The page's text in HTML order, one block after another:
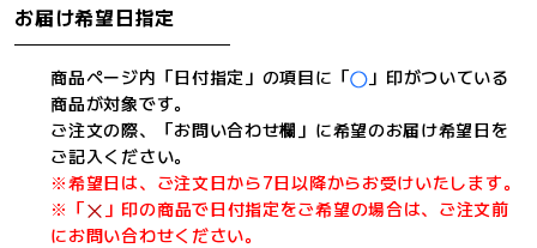
お届け希望日指定
商品ページ内「日付指定」の項目に「
」印がついている
商品が対象です。
ご注文の際、「お問い合わせ欄」に希望のお届け希望日を
ご記入ください。
※希望日は、ご注文日から7日以降からお受けいたします。
※「
」印の商品で日付指定をご希望の場合は、ご注文前
にお問い合わせください。